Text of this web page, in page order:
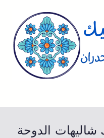
سيراميك
تركيب سيراميك للارضيات و
الدوحة